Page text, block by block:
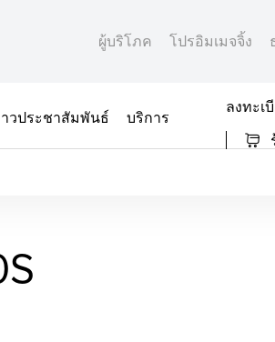
ผู้บริโภค โปรอิมเมจจิ้ง
วประชาสัมพันธ์
บริการ
ลงทะเ